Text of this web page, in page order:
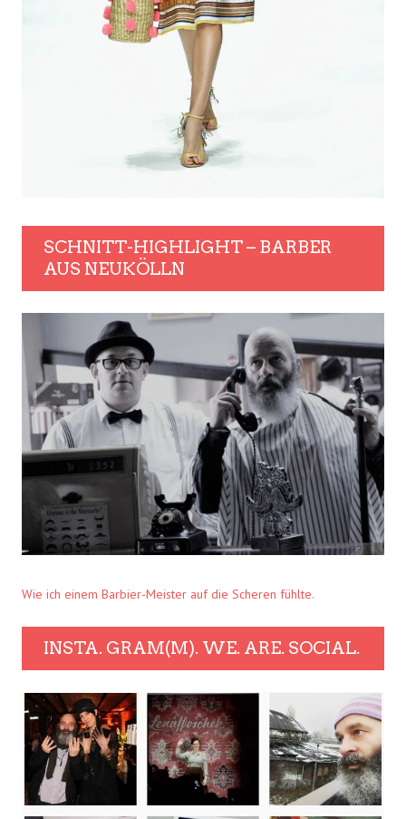
SCHNITT-HIGHLIGHT – BARBER
AUS NEUKÖLLN
Wie ich einem Barbier-Meister auf die Scheren fühlte.
INSTA. GRAM(M). WE. ARE. SOCIAL.